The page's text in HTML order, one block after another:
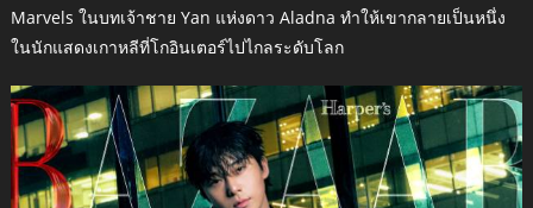
Marvels ในบทเจ้าชาย Yan แห่งดาว Aladna ทำให้เขากลายเป็นหนึ่ง
ในนักแสดงเกาหลีที่โกอินเตอร์ไปไกลระดับโลก